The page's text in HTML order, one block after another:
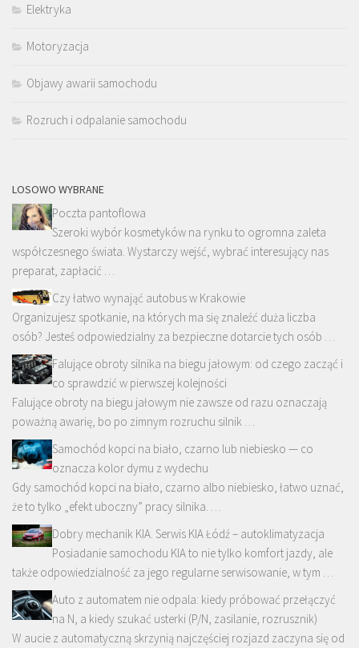
Elektryka
Motoryzacja
Objawy awarii samochodu
Rozruch i odpalanie samochodu
LOSOWO WYBRANE
Poczta pantoflowa
Szeroki wybór kosmetyków na rynku to ogromna zaleta
współczesnego świata. Wystarczy wejść, wybrać interesujący nas
preparat, zapłacić …
Czy łatwo wynająć autobus w Krakowie
Organizujesz spotkanie, na których ma się znaleźć duża liczba
osób? Jesteś odpowiedzialny za bezpieczne dotarcie tych osób …
Falujące obroty silnika na biegu jałowym: od czego zacząć i
co sprawdzić w pierwszej kolejności
Falujące obroty na biegu jałowym nie zawsze od razu oznaczają
poważną awarię, bo po zimnym rozruchu silnik …
Samochód kopci na biało, czarno lub niebiesko — co
oznacza kolor dymu z wydechu
Gdy samochód kopci na biało, czarno albo niebiesko, łatwo uznać,
że to tylko „efekt uboczny” pracy silnika. …
Dobry mechanik KIA. Serwis KIA Łódź – autoklimatyzacja
Posiadanie samochodu KIA to nie tylko komfort jazdy, ale
także odpowiedzialność za jego regularne serwisowanie, w tym …
Auto z automatem nie odpala: kiedy próbować przełączyć
na N, a kiedy szukać usterki (P/N, zasilanie, rozrusznik)
W aucie z automatyczną skrzynią najczęściej rozjazd zaczyna się od